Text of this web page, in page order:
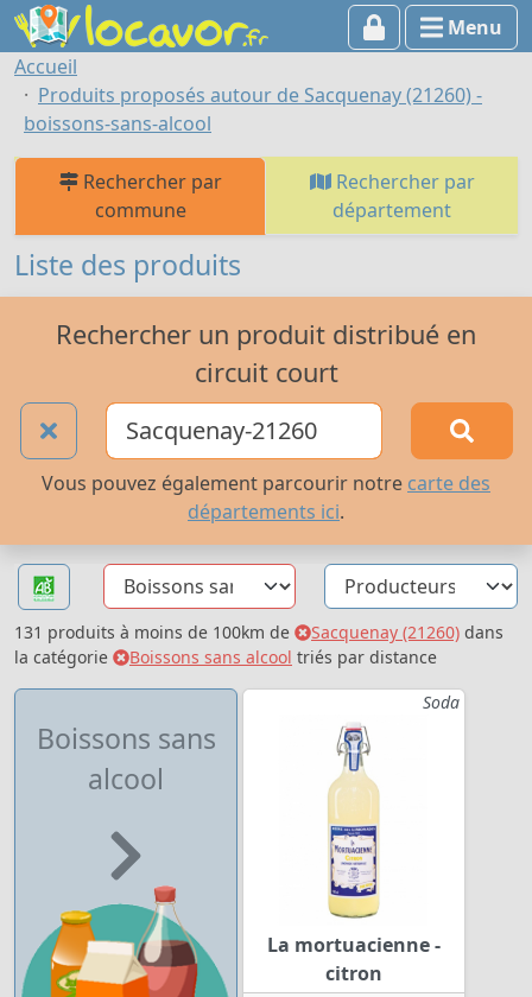
Menu
Accueil
Produits proposés autour de Sacquenay (21260) -
boissons-sans-alcool
Rechercher par
commune
Rechercher par
département
Liste des produits
Rechercher un produit distribué en
circuit court
Vous pouvez également parcourir notre carte des
départements ici.
131 produits à moins de 100km de Sacquenay (21260) dans
la catégorie
Boissons sans alcool triés par distance
Boissons sans
alcool
Soda
La mortuacienne -
citron